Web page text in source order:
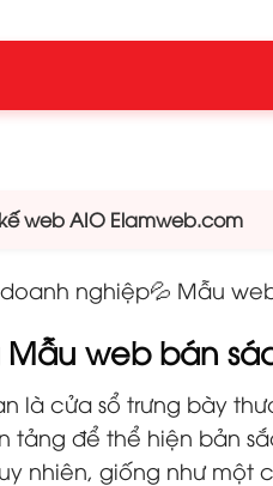
web AIO Elamweb.com
nghiệp💦 Mẫu
Mẫu web bán
là cửa sổ trưng bày
để thể hiện bản
nhiên, giống như một